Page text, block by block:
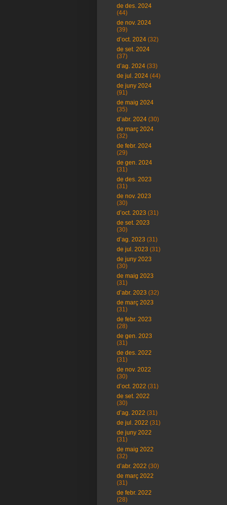
de des. 2024
(44)
de nov. 2024
(39)
d’oct. 2024 (32)
de set. 2024
(37)
d’ag. 2024 (33)
de jul. 2024 (44)
de juny 2024
(91)
de maig 2024
(35)
d’abr. 2024 (30)
de març 2024
(32)
de febr. 2024
(29)
de gen. 2024
(31)
de des. 2023
(31)
de nov. 2023
(30)
d’oct. 2023 (31)
de set. 2023
(30)
d’ag. 2023 (31)
de jul. 2023 (31)
de juny 2023
(30)
de maig 2023
(31)
d’abr. 2023 (32)
de març 2023
(31)
de febr. 2023
(28)
de gen. 2023
(31)
de des. 2022
(31)
de nov. 2022
(30)
d’oct. 2022 (31)
de set. 2022
(30)
d’ag. 2022 (31)
de jul. 2022 (31)
de juny 2022
(31)
de maig 2022
(32)
d’abr. 2022 (30)
de març 2022
(31)
de febr. 2022
(28)